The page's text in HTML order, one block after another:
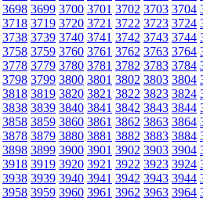
3698 3699 3700 3701 3702 3703 3704
3718 3719 3720 3721 3722 3723 3724
3738 3739 3740 3741 3742 3743 3744
3758 3759 3760 3761 3762 3763 3764
3778 3779 3780 3781 3782 3783 3784
3798 3799 3800 3801 3802 3803 3804
3818 3819 3820 3821 3822 3823 3824
3838 3839 3840 3841 3842 3843 3844
3858 3859 3860 3861 3862 3863 3864
3878 3879 3880 3881 3882 3883 3884
3898 3899 3900 3901 3902 3903 3904
3918 3919 3920 3921 3922 3923 3924
3938 3939 3940 3941 3942 3943 3944
3958 3959 3960 3961 3962 3963 3964